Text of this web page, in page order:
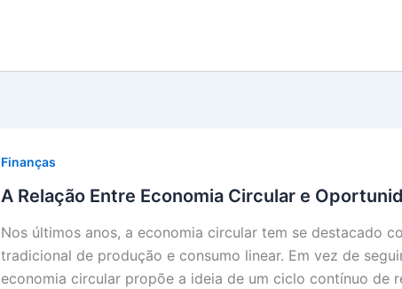
Finanças
A Relação Entre Economia Circular e
Nos últimos anos, a economia circular tem se destacado
tradicional de produção e consumo linear. Em vez de
economia circular propõe a ideia de um ciclo contínuo de